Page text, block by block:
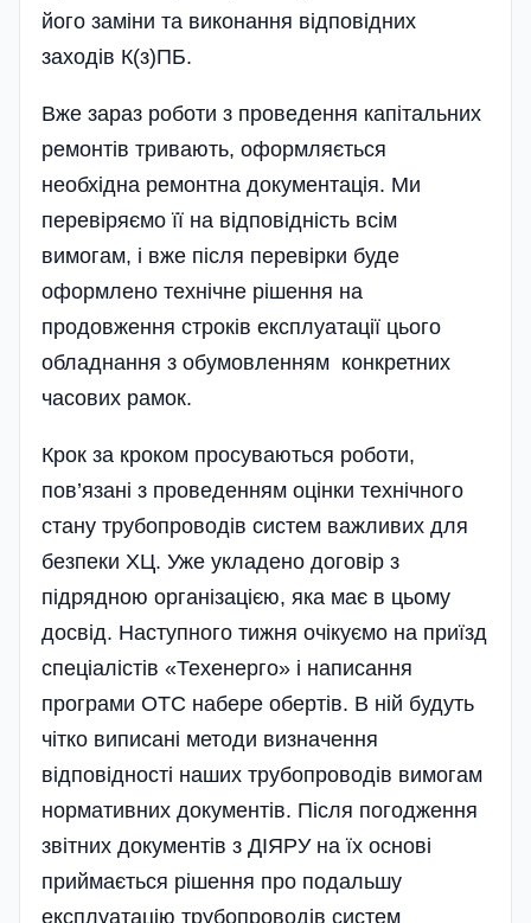
його заміни та виконання відповідних
заходів К(з)ПБ.
Вже зараз роботи з проведення капітальних
ремонтів тривають, оформляється
необхідна ремонтна документація. Ми
перевіряємо її на відповідність всім
вимогам, і вже після перевірки буде
оформлено технічне рішення на
продовження строків експлуатації цього
обладнання з обумовленням конкретних
часових рамок.
Крок за кроком просуваються роботи,
пов’язані з проведенням оцінки технічного
стану трубопроводів систем важливих для
безпеки ХЦ. Уже укладено договір з
підрядною організацією, яка має в цьому
досвід. Наступного тижня очікуємо на приїзд
спеці­алістів «Техенерго» і написання
програми ОТС набере обертів. В ній будуть
чітко виписані методи визначення
відповідності наших трубопроводів вимогам
нормативних документів. Після погодження
звіт­них документів з ДІЯРУ на їх основі
приймається рішення про подальшу
експлуатацію трубопроводів систем